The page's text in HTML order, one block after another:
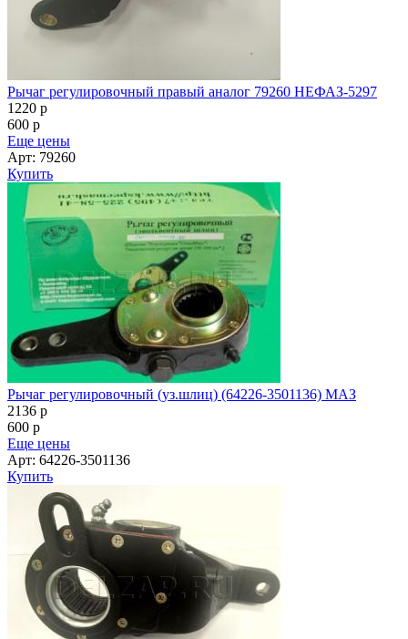
Рычаг регулировочный правый аналог 79260 НЕФАЗ-5297
1220 p
600 p
Еще цены
Арт: 79260
Купить
Рычаг регулировочный (уз.шлиц) (64226-3501136) МАЗ
2136 p
600 p
Еще цены
Арт: 64226-3501136
Купить